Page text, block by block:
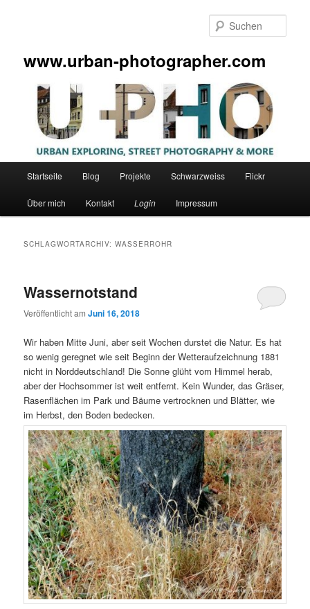
www.urban-photographer.com
Startseite Blog Projekte Schwarzweiss Flickr
Über mich Kontakt Login Impressum
SCHLAGWORTARCHIV:WASSERROHR
Wassernotstand
Veröffentlicht amJuni 16, 2018
Wir haben Mitte Juni, aber seit Wochen durstet die Natur. Es hat
so wenig geregnet wie seit Beginn der Wetteraufzeichnung 1881
nicht in Norddeutschland! Die Sonne glüht vom Himmel herab,
aber der Hochsommer ist weit entfernt. Kein Wunder, das Gräser,
Rasenflächen im Park und Bäume vertrocknen und Blätter, wie
im Herbst, den Boden bedecken.